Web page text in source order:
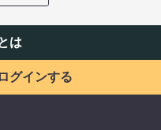
は
グインする